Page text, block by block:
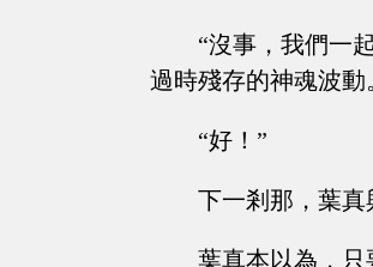
“沒事，我們一
過時殘存的神魂波動
“好！”
下一剎那，葉
葉真本以為，